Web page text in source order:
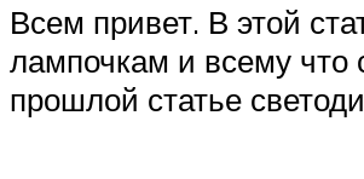
Всем привет. В этой
лампочкам и всему
прошлой статье